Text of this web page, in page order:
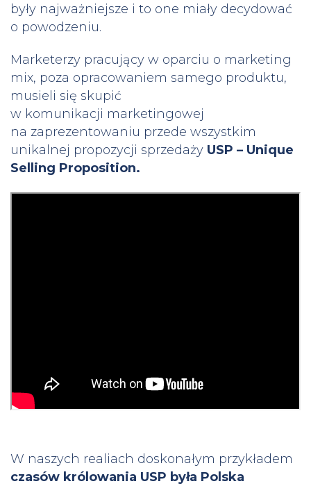
były najważniejsze i to one miały decydować
o powodzeniu.
Marketerzy pracujący w oparciu o marketing
mix, poza opracowaniem samego produktu,
musieli się skupić
w komunikacji marketingowej
na zaprezentowaniu przede wszystkim
unikalnej propozycji sprzedaży USP – Unique
Selling Proposition.
W naszych realiach doskonałym przykładem
czasów królowania USP była Polska